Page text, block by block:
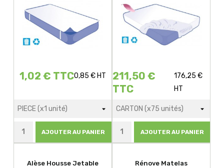
1,02 € TTC0,85 € HT
AJOUTER AU PANIER
211,50 €
TTC
176,25 €
HT
AJOUTER AU PANIER
Alèse Housse Jetable
Rénove Matelas